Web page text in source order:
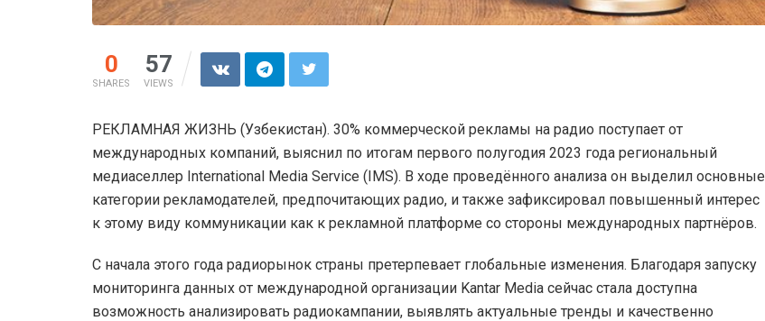
0
SHARES
57
VIEWS
РЕКЛАМНАЯ ЖИЗНЬ (Узбекистан). 30% коммерческой рекламы на радио поступает от
международных компаний, выяснил по итогам первого полугодия 2023 года региональный
медиаселлер International Media Service (IMS). В ходе проведённого анализа он выделил основные
категории рекламодателей, предпочитающих радио, и также зафиксировал повышенный интерес
к этому виду коммуникации как к рекламной платформе со стороны международных партнёров.
С начала этого года радиорынок страны претерпевает глобальные изменения. Благодаря запуску
мониторинга данных от международной организации Kantar Media сейчас стала доступна
возможность анализировать радиокампании, выявлять актуальные тренды и качественно